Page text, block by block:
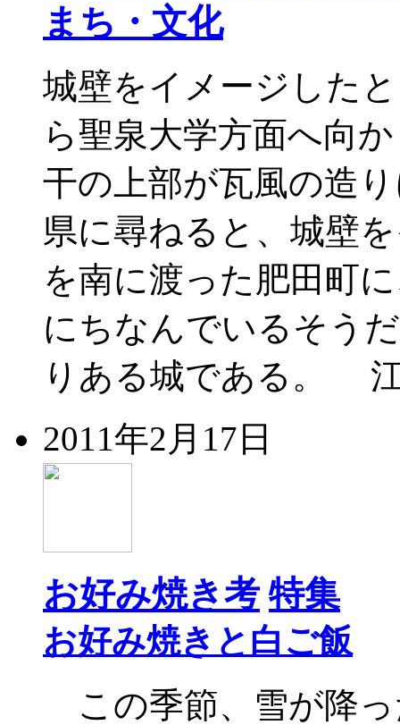
まち・文化
城壁をイメージした
ら聖泉大学方面へ向
干の上部が瓦風の造
県に尋ねると、城壁
を南に渡った肥田町
にちなんでいるそう
りある城である。
2011年2月17日
お好み焼き考 特集
お好み焼きと白ご飯
この季節、雪が降